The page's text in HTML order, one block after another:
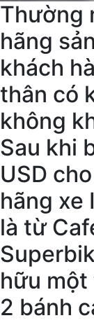
Thường
hãng
khách
thân có
không
Sau khi
USD
hãng xe
là từ
hữu một
2 bánh